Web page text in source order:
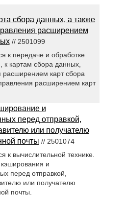
сбора данных, а также
расширением
// 2501099
к передаче и обработке
к картам сбора данных,
расширением карт сбора
расширением карт
и
перед отправкой,
или получателю
почты // 2501074
к вычислительной технике.
и
перед отправкой,
или получателю
почты.